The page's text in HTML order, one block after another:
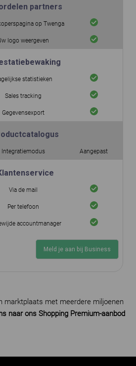
partners
op Twenga
logo weergeven
statistieken
Sales tracking
Gegevensexport
Integratiemodus Aangepast
Via de mail
Per telefoon
accountmanager
Meld je aan bij Business
marktplaats met meerdere miljoenen
naar ons Shopping Premium-aanbod